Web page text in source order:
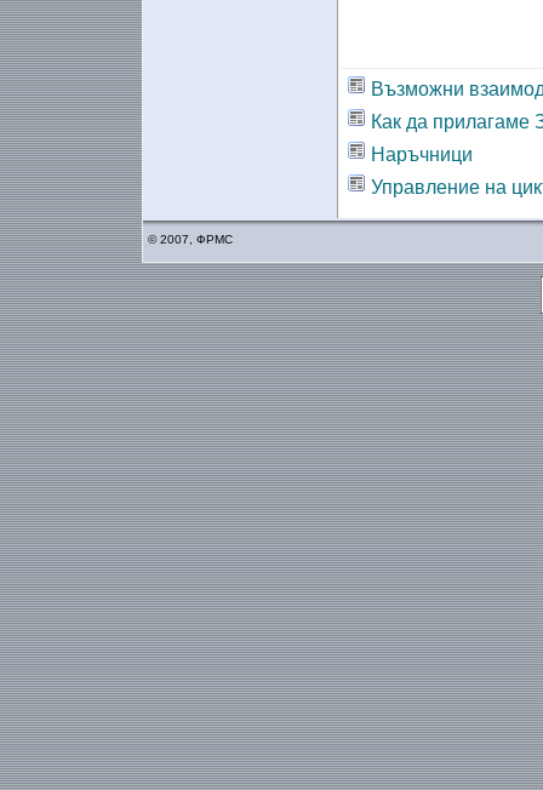
Възможни
Как да прилагаме
Наръчници
Управление на
© 2007, ФРМС